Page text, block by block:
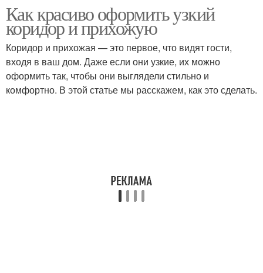
Освещение для узкой
прихожей
Картины в узкой
прихожей
Картины в маленькую Прихожая в хрущевке
Как красиво оформить узкий
коридор и прихожую
Коридор и прихожая — это первое, что видят гости,
входя в ваш дом. Даже если они узкие, их можно
оформить так, чтобы они выглядели стильно и
комфортно. В этой статье мы расскажем, как это сделать.